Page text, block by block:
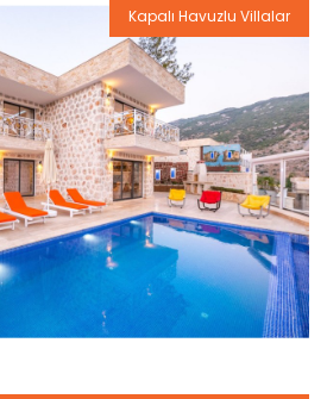
Rezervasyon
Kapalı Havuzlu Villalar